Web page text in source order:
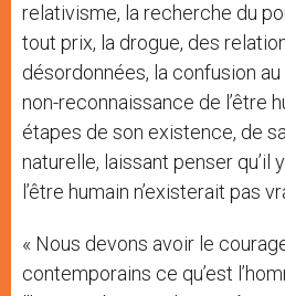
relativisme, la recherche du
tout prix, la drogue, des
désordonnées, la confusion
non-reconnaissance de l’être
étapes de son existence, de
naturelle, laissant penser qu’il
l’être humain n’existerait pas
« Nous devons avoir le
contemporains ce qu’est